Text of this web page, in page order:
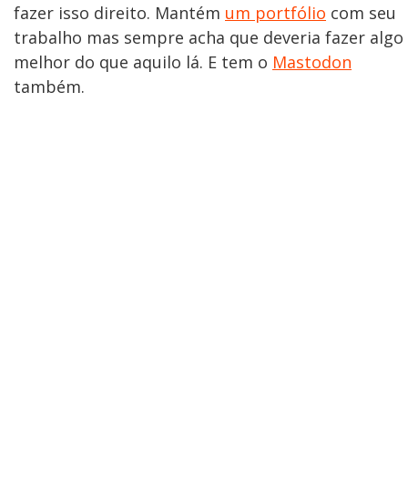
fazer isso direito. Mantém um portfólio com seu
trabalho mas sempre acha que deveria fazer algo
melhor do que aquilo lá. E tem o Mastodon
também.